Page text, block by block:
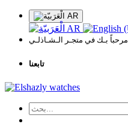
AR
AR
مرحباً بـك في متجـر الـشـاذلـي
تابعنا